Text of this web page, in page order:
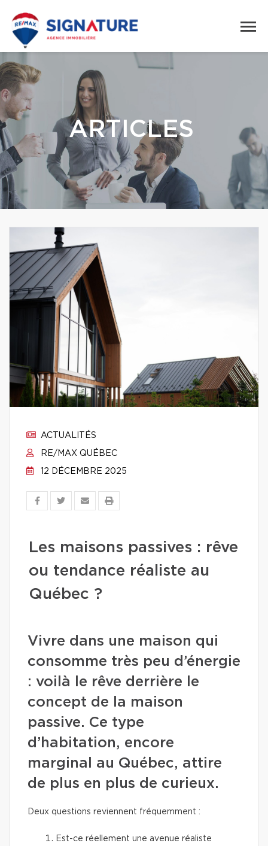
ARTICLES
ACTUALITÉS
RE/MAX QUÉBEC
12 DÉCEMBRE 2025
Les maisons passives : rêve
ou tendance réaliste au
Québec ?
Vivre dans une maison qui
consomme très peu d’énergie
: voilà le rêve derrière le
concept de la maison
passive. Ce type
d’habitation, encore
marginal au Québec, attire
de plus en plus de curieux.
Deux questions reviennent fréquemment :
Est-ce réellement une avenue réaliste